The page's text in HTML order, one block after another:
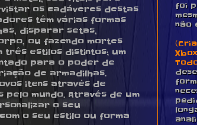
os cadáveres destas
têm várias formas
disparar setas,
ou fazendo mortes
três estilos distintos; um
para o poder de
de armadilhas.
itens através de
mundo. Através de um
o seu
o seu estilo ou forma
foi
não